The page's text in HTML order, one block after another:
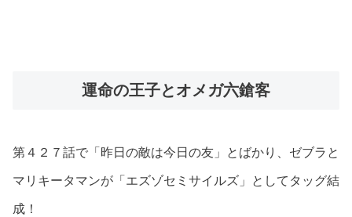
運命の王子とオメガ六鎗客
第４２７話で「昨日の敵は今日の友」とばかり、ゼブラと
マリキータマンが「エズゾセミサイルズ」としてタッグ結
成！